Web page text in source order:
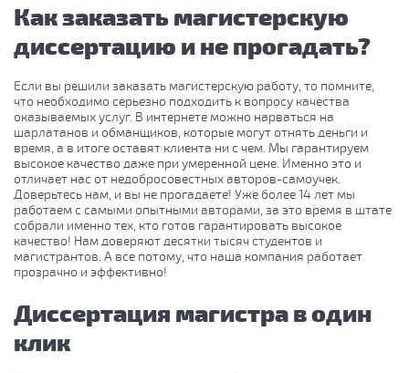
Как заказать магистерскую
диссертацию и не прогадать?
Если вы решили заказать магистерскую работу, то помните,
что необходимо серьезно подходить к вопросу качества
оказываемых услуг. В интернете можно нарваться на
шарлатанов и обманщиков, которые могут отнять деньги и
время, а в итоге оставят клиента ни с чем. Мы гарантируем
высокое качество даже при умеренной цене. Именно это и
отличает нас от недобросовестных авторов-самоучек.
Доверьтесь нам, и вы не прогадаете! Уже более 14 лет мы
работаем с самыми опытными авторами, за это время в штате
собрали именно тех, кто готов гарантировать высокое
качество! Нам доверяют десятки тысяч студентов и
магистрантов. А все потому, что наша компания работает
прозрачно и эффективно!
Диссертация магистра в один
клик